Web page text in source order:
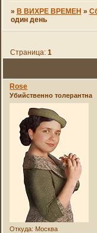
» В ВИХРЕ ВРЕМЕН »
один день
Страница: 1
Rose
Убийственно толерантна
Откуда: Москва